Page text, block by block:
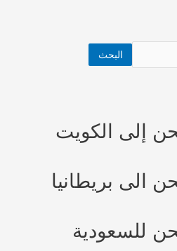
البحث
إلى الكويت
بريطانيا
للسعودية